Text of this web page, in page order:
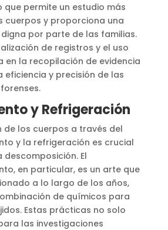
que permite un estudio más
cuerpos y proporciona una
por parte de las familias.
de registros y el uso
en la recopilación de evidencia
eficiencia y precisión de las
​.
y Refrigeración
de los cuerpos a través del
y la refrigeración es crucial
El
en particular, es un arte que
a lo largo de los años,
de químicos para
Estas prácticas no solo
las investigaciones